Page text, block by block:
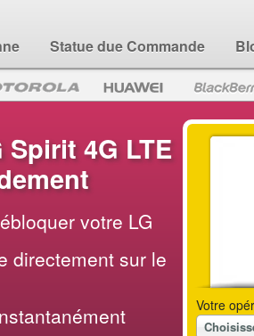
Statue due Commande
Votre
4G LTE
votre LG
directement sur le